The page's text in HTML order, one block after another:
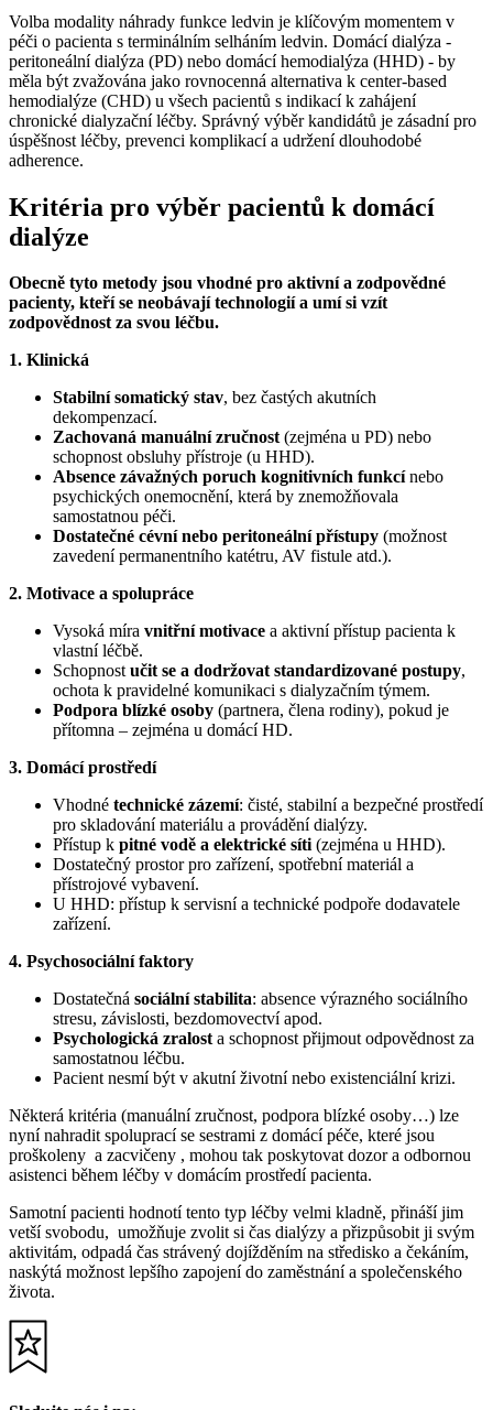
Volba modality náhrady funkce ledvin je klíčovým momentem v
péči o pacienta s terminálním selháním ledvin. Domácí dialýza -
peritoneální dialýza (PD) nebo domácí hemodialýza (HHD) - by
měla být zvažována jako rovnocenná alternativa k center-based
hemodialýze (CHD) u všech pacientů s indikací k zahájení
chronické dialyzační léčby. Správný výběr kandidátů je zásadní pro
úspěšnost léčby, prevenci komplikací a udržení dlouhodobé
adherence.
Kritéria pro výběr pacientů k domácí
dialýze
Obecně tyto metody jsou vhodné pro aktivní a zodpovědné
pacienty, kteří se neobávají technologií a umí si vzít
zodpovědnost za svou léčbu.
1. Klinická
Stabilní somatický stav, bez častých akutních
dekompenzací.
Zachovaná manuální zručnost(zejména u PD) nebo
schopnost obsluhy přístroje (u HHD).
Absence závažných poruch kognitivních funkcínebo
psychických onemocnění, která by znemožňovala
samostatnou péči.
Dostatečné cévní nebo peritoneální přístupy (možnost
zavedení permanentního katétru, AV fistule atd.).
2. Motivace a spolupráce
Vysoká míra vnitřní motivace a aktivní přístup pacienta k
vlastní léčbě.
Schopnostučit se a dodržovat standardizované postupy,
ochota k pravidelné komunikaci s dialyzačním týmem.
Podpora blízké osoby (partnera, člena rodiny), pokud je
přítomna – zejména u domácí HD.
3. Domácí prostředí
Vhodné technické zázemí: čisté, stabilní a bezpečné prostředí
pro skladování materiálu a provádění dialýzy.
Přístup k pitné vodě a elektrické síti(zejména u HHD).
Dostatečný prostor pro zařízení, spotřební materiál a
přístrojové vybavení.
U HHD: přístup k servisní a technické podpoře dodavatele
zařízení.
4. Psychosociální faktory
Dostatečná sociální stabilita: absence výrazného sociálního
stresu, závislosti, bezdomovectví apod.
Psychologická zralosta schopnost přijmout odpovědnost za
samostatnou léčbu.
Pacient nesmí být v akutní životní nebo existenciální krizi.
Některá kritéria (manuální zručnost, podpora blízké osoby…) lze
nyní nahradit spoluprací se sestrami z domácí péče, které jsou
proškoleny a zacvičeny , mohou tak poskytovat dozor a odbornou
asistenci během léčby v domácím prostředí pacienta.
Samotní pacienti hodnotí tento typ léčby velmi kladně, přináší jim
vetší svobodu, umožňuje zvolit si čas dialýzy a přizpůsobit ji svým
aktivitám, odpadá čas strávený dojížděním na středisko a čekáním,
naskýtá možnost lepšího zapojení do zaměstnání a společenského
života.